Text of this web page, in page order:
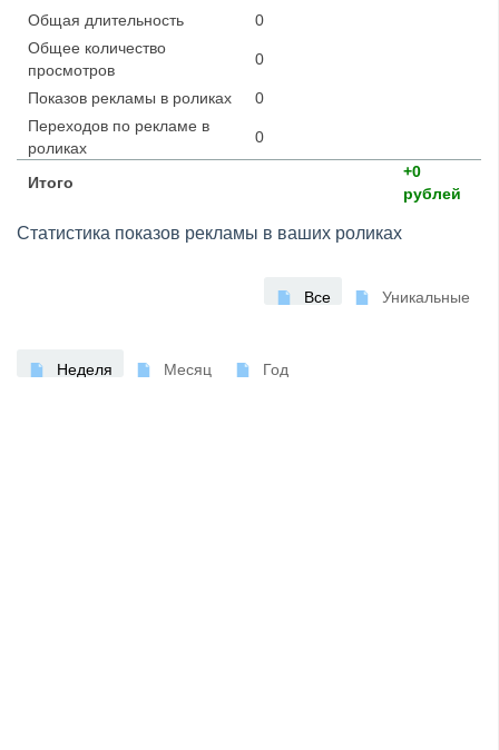
Итого
+0
рублей
Общая длительность
0
Общее количество
просмотров
0
Показов рекламы в роликах
0
Переходов по рекламе в
роликах
0
Статистика показов рекламы в ваших роликах
Все Уникальные
Неделя Месяц Год